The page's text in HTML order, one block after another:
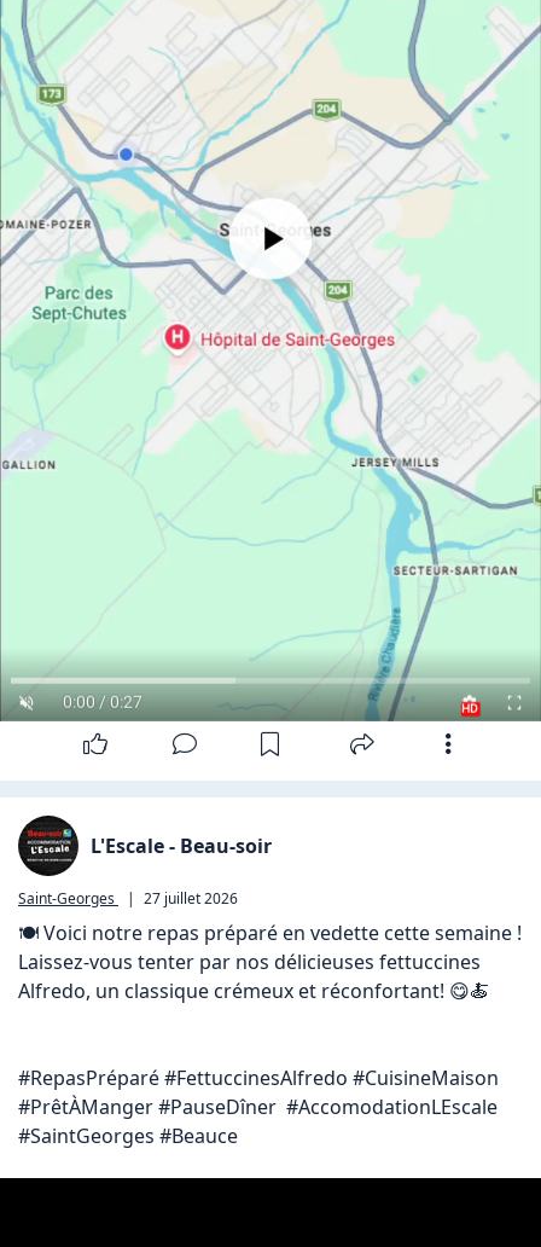
0:00 / 0:27 HD
L'Escale - Beau-soir
Saint-Georges | 27 juillet 2026
🍽️ Voici notre repas préparé en vedette cette semaine !
Laissez-vous tenter par nos délicieuses fettuccines
Alfredo, un classique crémeux et réconfortant! 😋🍝
#RepasPréparé #FettuccinesAlfredo #CuisineMaison
#PrêtÀManger #PauseDîner  #AccomodationLEscale
#SaintGeorges #Beauce